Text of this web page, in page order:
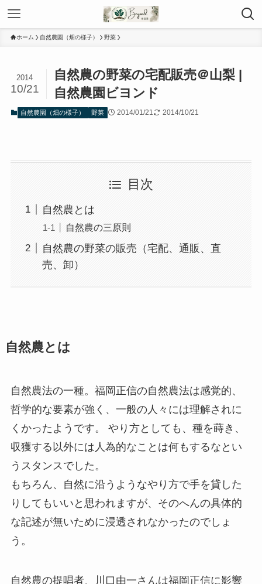
ホーム 自然農園（畑の様子） 野菜
自然農の野菜の宅配販売＠山梨 |
自然農園ビヨンド
2014
10/21
自然農園（畑の様子） 野菜 2014/01/21 2014/10/21
目次
自然農とは
自然農の三原則
自然農の野菜の販売（宅配、通販、直
売、卸）
自然農とは
自然農法の一種。福岡正信の自然農法は感覚的、
哲学的な要素が強く、一般の人々には理解されに
くかったようです。 やり方としても、種を蒔き、
収獲する以外には人為的なことは何もするなとい
うスタンスでした。
もちろん、自然に沿うようなやり方で手を貸した
りしてもいいと思われますが、そのへんの具体的
な記述が無いために浸透されなかったのでしょ
う。
自然農の提唱者、川口由一さんは福岡正信に影響